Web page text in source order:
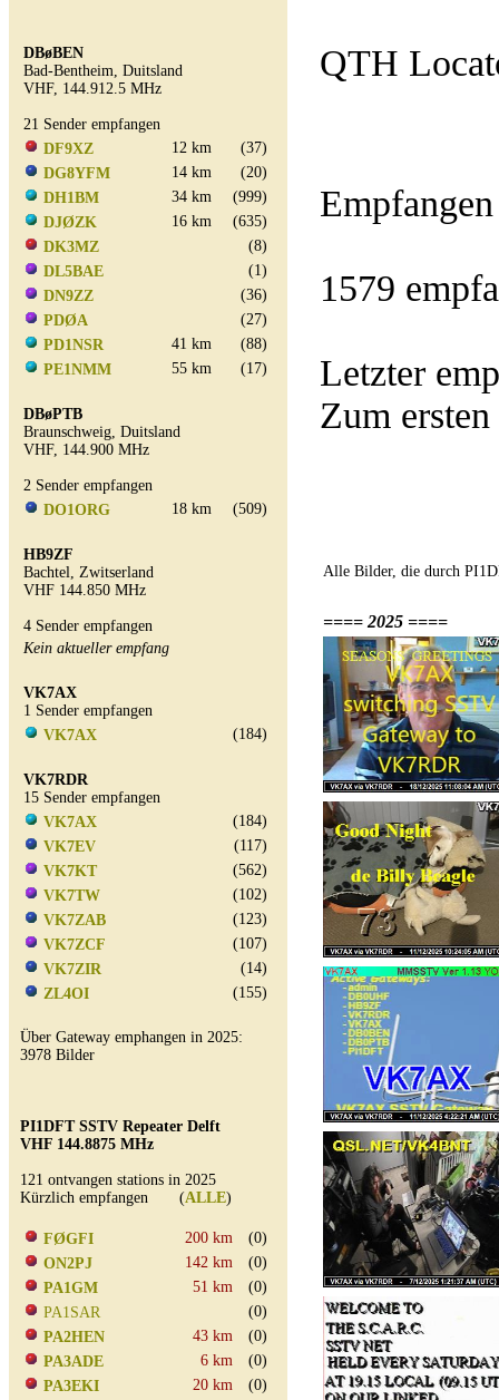
DBøBEN
Bad-Bentheim, Duitsland
VHF, 144.912.5 MHz
21 Sender empfangen
DF9XZ
12 km
(37)
DG8YFM
14 km
(20)
DH1BM
34 km
(999)
DJØZK
16 km
(635)
DK3MZ
(8)
DL5BAE
(1)
DN9ZZ
(36)
PDØA
(27)
PD1NSR
41 km
(88)
PE1NMM
55 km (17)
DBøPTB
Braunschweig, Duitsland
VHF, 144.900 MHz
2 Sender empfangen
DO1ORG
18 km (509)
HB9ZF
Bachtel, Zwitserland
VHF 144.850 MHz
4 Sender empfangen
Kein aktueller empfang
VK7AX
1 Sender empfangen
VK7AX
(184)
VK7RDR
15 Sender empfangen
VK7AX
(184)
VK7EV
(117)
VK7KT
(562)
VK7TW
(102)
VK7ZAB
(123)
VK7ZCF
(107)
VK7ZIR
(14)
ZL4OI
(155)
Über Gateway emphangen in 2025:
3978 Bilder
PI1DFT SSTV Repeater Delft
VHF 144.8875 MHz
121 ontvangen stations in 2025
Kürzlich empfangen (ALLE)
FØGFI 200 km
(0)
ON2PJ
142 km
(0)
PA1GM
51 km
(0)
PA1SAR
(0)
PA2HEN
43 km
(0)
PA3ADE
6 km
(0)
PA3EKI
20 km
(0)
QTH
1579
Letzter
Zum
Alle Bilder, die durch
==== 2025 ====